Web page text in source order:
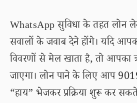
WhatsApp सुविधा के तहत
सवालों के जवाब देने होंगे। यदि
विवरणों से मेल खाता है, तो आपका
जाएगा। लोन पाने के लिए आप
“हाय” भेजकर प्रक्रिया शुरू कर